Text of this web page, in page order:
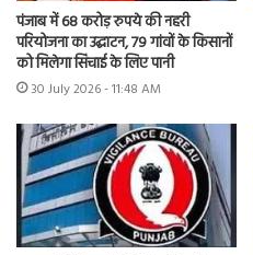
पंजाब में 68 करोड़ रुपये की नहरी
परियोजना का उद्घाटन, 79 गांवों के किसानों
को मिलेगा सिंचाई के लिए पानी
30 July 2026 - 11:48 AM